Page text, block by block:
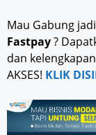
Mau Gabung jadi
Fastpay?
dan
AKSES! KLIK